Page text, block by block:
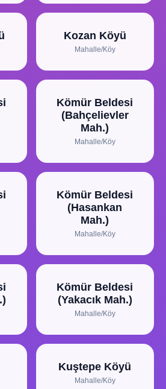
Kozan Köyü
Mahalle/Köy
Kömür Beldesi
(Bahçelievler
Mah.)
Mahalle/Köy
Kömür Beldesi
(Hasankan
Mah.)
Mahalle/Köy
Kömür Beldesi
(Yakacık Mah.)
Mahalle/Köy
Kuştepe Köyü
Mahalle/Köy